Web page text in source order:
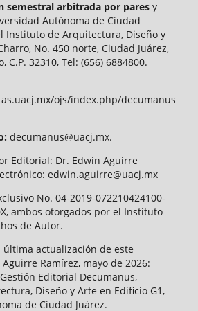
semestral arbitrada por pares y
Autónoma de Ciudad
Instituto de Arquitectura, Diseño y
No. 450 norte, Ciudad Juárez,
C.P. 32310, Tel: (656) 6884800.
ojs/index.php/decumanus
decumanus@uacj.mx.
Editorial: Dr. Edwin Aguirre
edwin.aguirre@uacj.mx
No. 04-2019-072210424100-
ambos otorgados por el Instituto
de Autor.
última actualización de este
Ramírez, mayo de 2026:
Editorial Decumanus,
Diseño y Arte en Edificio G1,
de Ciudad Juárez.